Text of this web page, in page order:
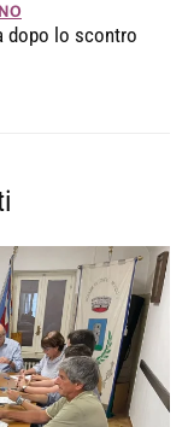
dopo lo scontro